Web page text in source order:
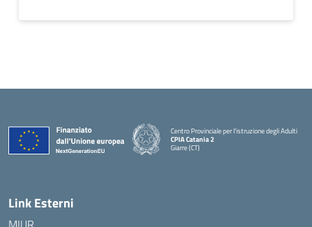
Centro Provinciale per l'istruzione degli Adulti
CPIA Catania 2
Giarre (CT)
Link Esterni